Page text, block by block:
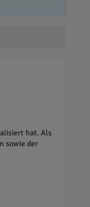
hat. Als
sowie der